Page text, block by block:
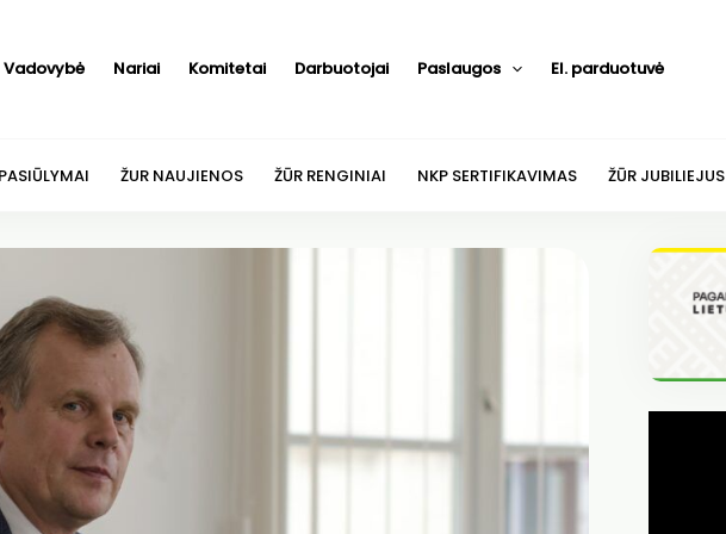
Vadovybė Nariai Komitetai Darbuotojai Paslaugos El. parduotuvė
ŽUR NAUJIENOS ŽŪR RENGINIAI NKP SERTIFIKAVIMAS ŽŪR JUBILIEJUS